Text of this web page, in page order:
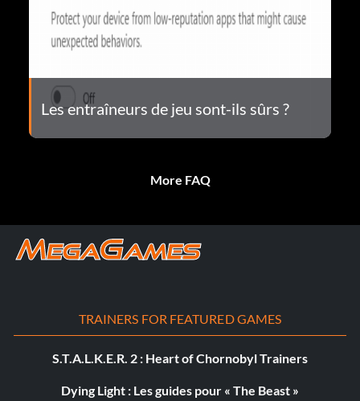
Les entraîneurs de jeu sont-ils sûrs ?
More FAQ
TRAINERS FOR FEATURED GAMES
S.T.A.L.K.E.R. 2 : Heart of Chornobyl Trainers
Dying Light : Les guides pour « The Beast »